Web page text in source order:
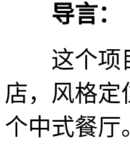
导言：
这个项目
店，风格定
个中式餐厅